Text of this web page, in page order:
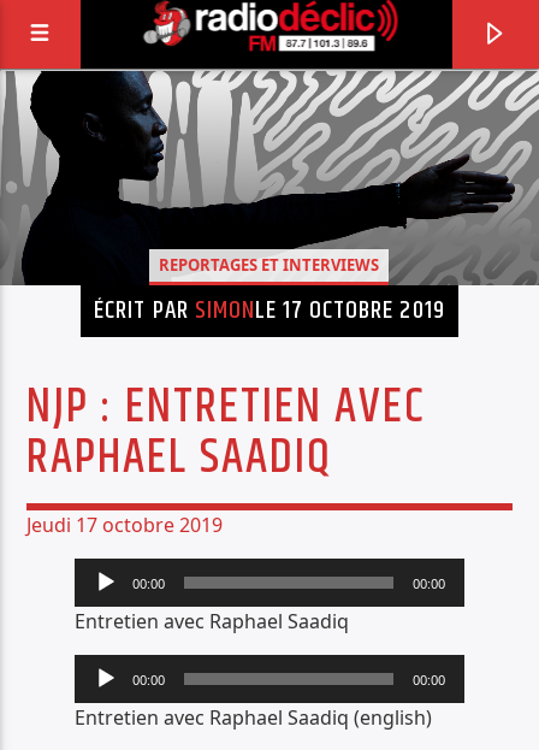
RADIO DÉCLIC
VOTRE RADIO ASSOCIATIVE EN TERRES DE
PISTE ACTUELLE
18 MISS JOAN.MP3
18 MISS JOAN.MP3
REPORTAGES ET INTERVIEWS
ÉCRIT PAR SIMONLE 17 OCTOBRE 2019
NJP : ENTRETIEN AVEC
RAPHAEL SAADIQ
Jeudi 17 octobre 2019
Lecteur
audio
00:00 00:00
Entretien avec Raphael Saadiq
Lecteur
audio
00:00 00:00
Entretien avec Raphael Saadiq (english)